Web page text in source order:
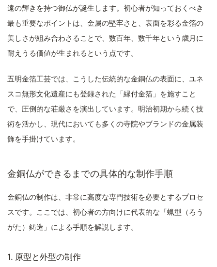
遠の輝きを持つ御仏が誕生します。初心者が知っておくべき
最も重要なポイントは、金属の堅牢さと、表面を彩る金箔の
美しさが組み合わさることで、数百年、数千年という歳月に
耐えうる価値が生まれるという点です。
五明金箔工芸では、こうした伝統的な金銅仏の表面に、ユネ
スコ無形文化遺産にも登録された「縁付金箔」を施すこと
で、圧倒的な荘厳さを演出しています。明治初期から続く技
術を活かし、現代においても多くの寺院やブランドの金属装
飾を手掛けています。
金銅仏ができるまでの具体的な制作手順
金銅仏の制作は、非常に高度な専門技術を必要とするプロセ
スです。ここでは、初心者の方向けに代表的な「蝋型（ろう
がた）鋳造」による手順を解説します。
1. 原型と外型の制作